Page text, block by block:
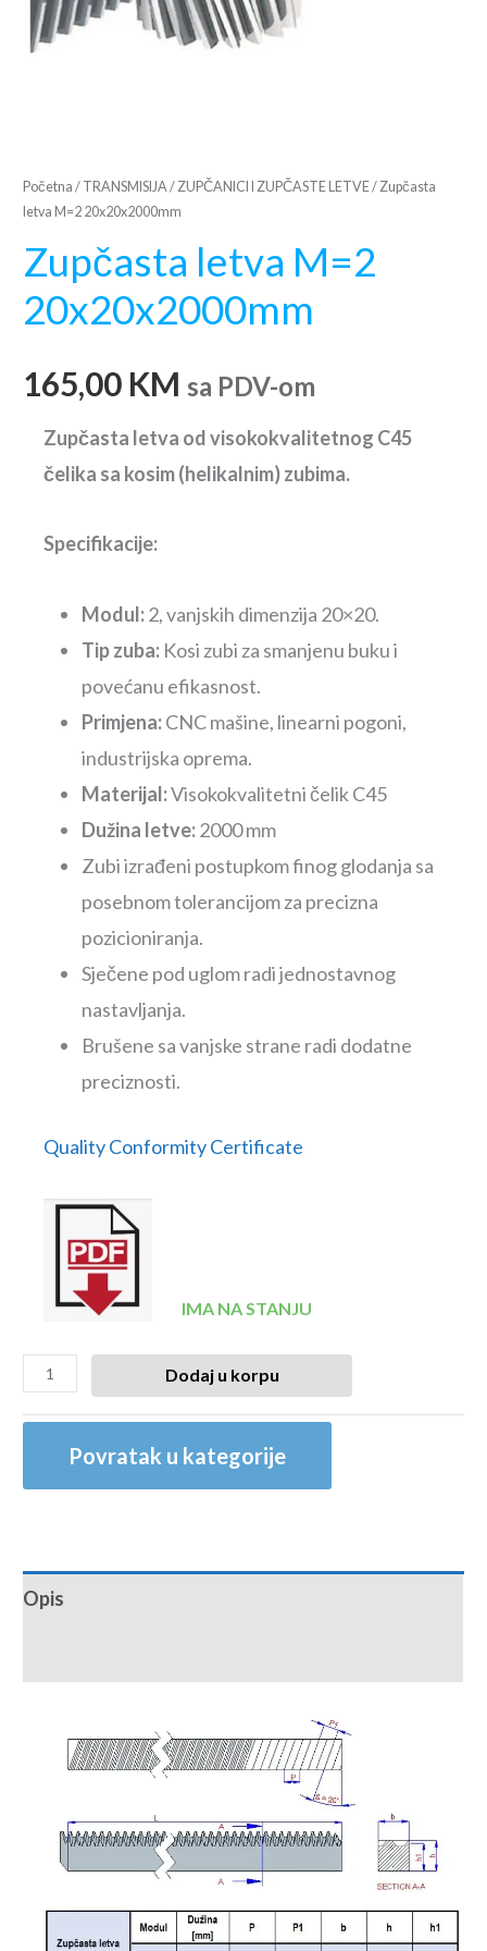
Početna / TRANSMISIJA / ZUPČANICI I ZUPČASTE LETVE/ Zupčasta
letva M=2 20x20x2000mm
Zupčasta letva M=2
20x20x2000mm
165,00 KM sa PDV-om
Zupčasta letva od visokokvalitetnog C45
čelika sa kosim (helikalnim) zubima.
Specifikacije:
Modul:2, vanjskih dimenzija 20×20.
Tip zuba: Kosi zubi za smanjenu buku i
povećanu efikasnost.
Primjena:CNC mašine, linearni pogoni,
industrijska oprema.
Materijal:Visokokvalitetni čelik C45
Dužina letve:2000 mm
Zubi izrađeni postupkom finog glodanja sa
posebnom tolerancijom za precizna
pozicioniranja.
Sječene pod uglom radi jednostavnog
nastavljanja.
Brušene sa vanjske strane radi dodatne
preciznosti.
Quality Conformity Certificate
IMA NA STANJU
Dodaj u korpu
Povratak u kategorije
Opis